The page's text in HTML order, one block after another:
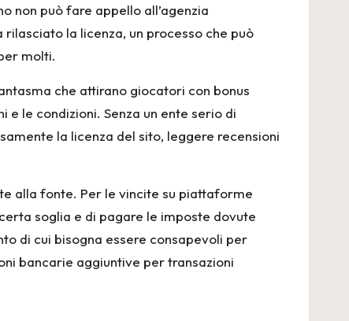
non può fare appello all’agenzia
la licenza, un processo che può
molti.
che attirano giocatori con bonus
le condizioni. Senza un ente serio di
la licenza del sito, leggere recensioni
alla fonte. Per le vincite su piattaforme
soglia e di pagare le imposte dovute
di cui bisogna essere consapevoli per
bancarie aggiuntive per transazioni